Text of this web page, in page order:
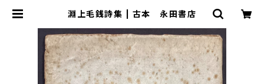
淵上毛銭詩集 | 古本 永田書店